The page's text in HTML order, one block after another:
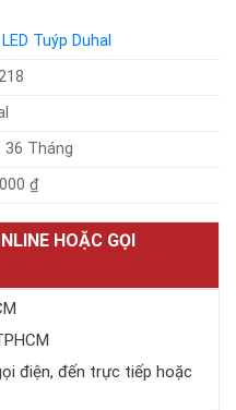
Tuýp Duhal
36 Tháng
₫
HOẶC GỌI
điện, đến trực tiếp hoặc